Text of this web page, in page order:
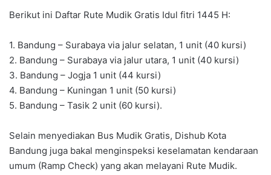
Berikut ini Daftar Rute Mudik Gratis Idul fitri 1445 H:
1. Bandung – Surabaya via jalur selatan, 1 unit (40 kursi)
2. Bandung – Surabaya via jalur utara, 1 unit (40 kursi)
3. Bandung – Jogja 1 unit (44 kursi)
4. Bandung – Kuningan 1 unit (50 kursi)
5. Bandung – Tasik 2 unit (60 kursi).
Selain menyediakan Bus Mudik Gratis, Dishub Kota
Bandung juga bakal menginspeksi keselamatan kendaraan
umum (Ramp Check) yang akan melayani Rute Mudik.